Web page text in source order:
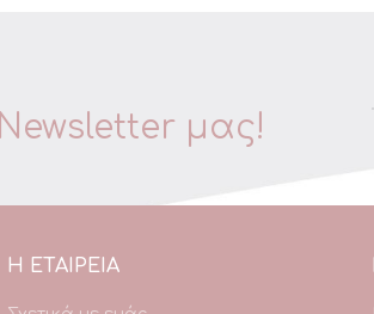
Newsletter μας!
Η ΕΤΑΙΡΕΙΑ